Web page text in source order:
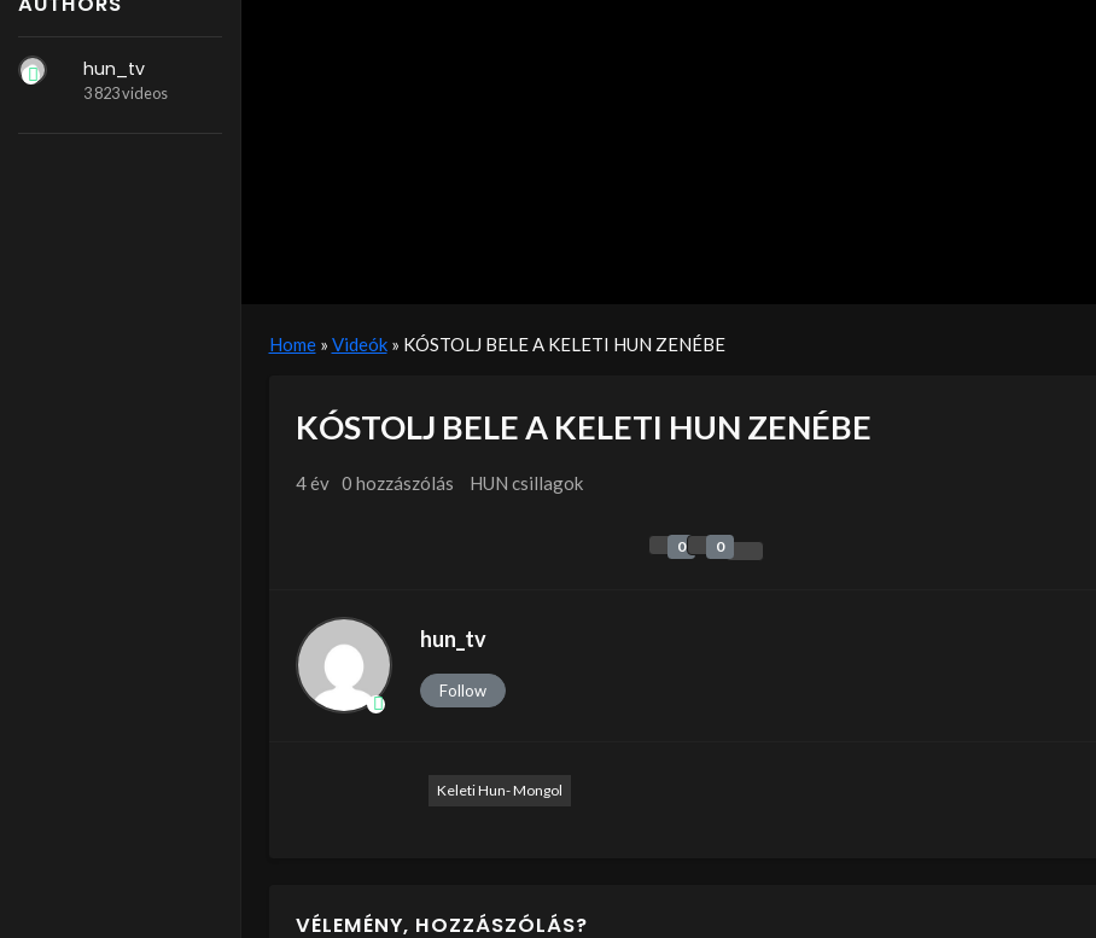
hun_tv
3 823 videos
Home» Videók» KÓSTOLJ BELE A KELETI HUN ZENÉBE
KÓSTOLJ BELE A KELETI HUN ZENÉBE
4 év 0 hozzászólás HUN csillagok
0 0
hun_tv
Follow
Keleti Hun- Mongol
VÉLEMÉNY, HOZZÁSZÓLÁS?